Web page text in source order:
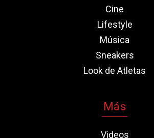
Cine
Lifestyle
Música
Sneakers
Look de Atletas
Más
Videos